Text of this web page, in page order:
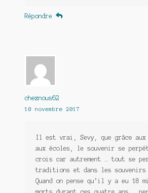
Répondre
cheznous62
10 novembre 2017
Il est vrai, Sevy, que grâce aux
aux écoles, le souvenir se
crois car autrement … tout se
traditions et dans les souvenirs
Quand on pense qu’il y a eu 18